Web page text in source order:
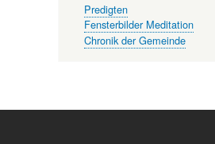
Predigten
Fensterbilder Meditation
Chronik der Gemeinde